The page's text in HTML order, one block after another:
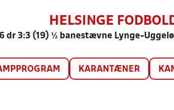
HELSINGE
dr 3:3 (19) ½ banestævne Lynge-
KARANTÆNER